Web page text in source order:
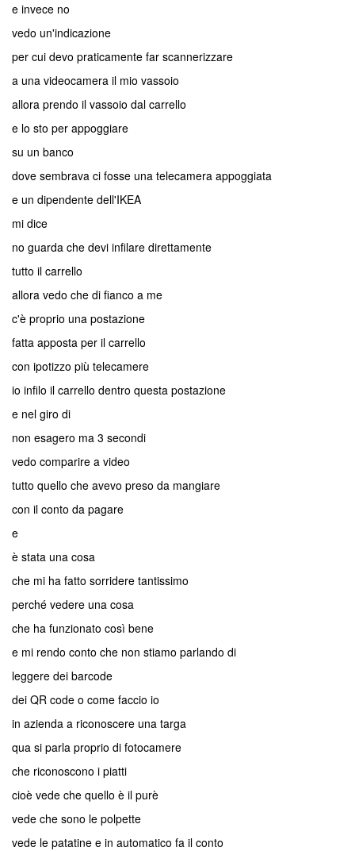
e invece no
vedo un'indicazione
per cui devo praticamente far scannerizzare
a una videocamera il mio vassoio
allora prendo il vassoio dal carrello
e lo sto per appoggiare
su un banco
dove sembrava ci fosse una telecamera appoggiata
e un dipendente dell'IKEA
mi dice
no guarda che devi infilare direttamente
tutto il carrello
allora vedo che di fianco a me
c'è proprio una postazione
fatta apposta per il carrello
con ipotizzo più telecamere
io infilo il carrello dentro questa postazione
e nel giro di
non esagero ma 3 secondi
vedo comparire a video
tutto quello che avevo preso da mangiare
con il conto da pagare
e
è stata una cosa
che mi ha fatto sorridere tantissimo
perché vedere una cosa
che ha funzionato così bene
e mi rendo conto che non stiamo parlando di
leggere dei barcode
dei QR code o come faccio io
in azienda a riconoscere una targa
qua si parla proprio di fotocamere
che riconoscono i piatti
cioè vede che quello è il purè
vede che sono le polpette
vede le patatine e in automatico fa il conto